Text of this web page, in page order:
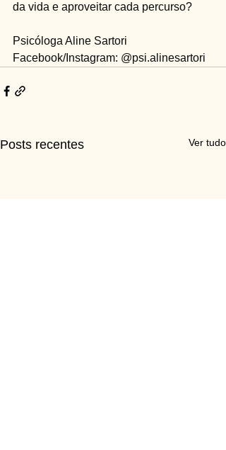
da vida e aproveitar cada percurso?
Psicóloga Aline Sartori
Facebook/Instagram: @psi.alinesartori
Posts recentes Ver tudo